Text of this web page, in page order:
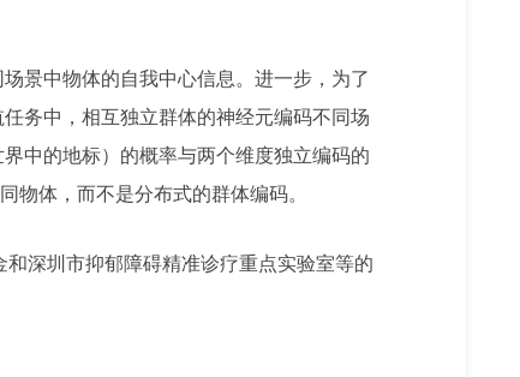
景中物体的自我中心信息。 进一步， 为了
务中，相互独立群体的神经元编码不同场
中的地标）的概率与两个维度独立编码的
物体，而不是分布式的群体编码。
深圳市抑郁障碍精准诊疗重点实验室等的